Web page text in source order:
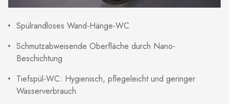
Spülrandloses Wand-Hänge-WC
Schmutzabweisende Oberfläche durch Nano-
Beschichtung
Tiefspül-WC: Hygienisch, pflegeleicht und geringer
Wasserverbrauch